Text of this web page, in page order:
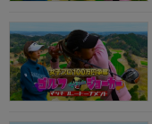
XやInstagramでも番組
X:@gaora_senden/
公式PRキャラクター「